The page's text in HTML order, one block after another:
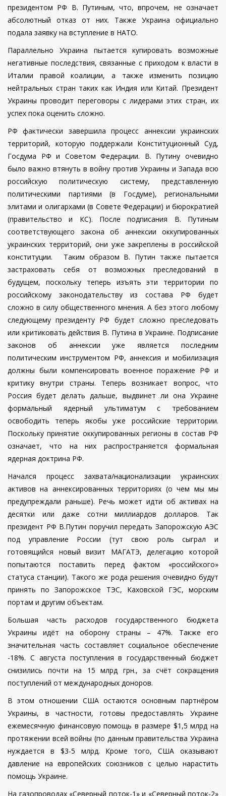
президентом РФ В. Путиным, что, впрочем, не означает
абсолютный отказ от них. Также Украина официально
подала заявку на вступление в НАТО.
Параллельно Украина пытается купировать возможные
негативные последствия, связанные с приходом к власти в
Италии правой коалиции, а также изменить позицию
нейтральных стран таких как Индия или Китай. Президент
Украины проводит переговоры с лидерами этих стран, их
успех пока оценить сложно.
РФ фактически завершила процесс аннексии украинских
территорий, которую поддержали Конституционный Суд,
Госдума РФ и Советом Федерации. В. Путину очевидно
было важно втянуть в войну против Украины и Запада всю
российскую политическую систему, представленную
политическими партиями (в Госдуме), региональными
элитами и олигархами (в Совете Федерации) и бюрократией
(правительство и КС). После подписания В. Путиным
соответствующего закона об аннексии оккупированных
украинских территорий, они уже закреплены в российской
конституции. Таким образом В. Путин также пытается
застраховать себя от возможных преследований в
будущем, поскольку теперь изъять эти территории по
российскому законодательству из состава РФ будет
сложно в силу общественного мнения. А без этого любому
следующему президенту РФ будет сложно преследовать
или критиковать действия В. Путина в Украине. Подписание
законов об аннексии уже является последним
политическим инструментом РФ, аннексия и мобилизация
должны были компенсировать военное поражение РФ и
критику внутри страны. Теперь возникает вопрос, что
Россия будет делать дальше, выдвинет ли она Украине
формальный ядерный ультиматум с требованием
освободить теперь якобы уже российские территории.
Поскольку принятие оккупированных регионы в состав РФ
означает, что на них распространяется формальная
ядерная доктрина РФ.
Начался процесс захвата/национализации украинских
активов на аннексированных территориях (о чем мы мы
предупреждали раньше). Речь может идти об активах на
десятки или даже сотни миллиардов долларов. Так
президент РФ В.Путин поручил передать Запорожскую АЭС
под управление России (тут свою роль сыграл и
готовящийся новый визит МАГАТЭ, делегацию которой
попытаются поставить перед фактом «российского»
статуса станции). Такого же рода решения очевидно будут
принять по Запорожское ТЭС, Каховской ГЭС, морским
портам и другим объектам.
Большая часть расходов государственного бюджета
Украины идёт на оборону страны – 47%. Также его
значительная часть составляет социальное обеспечение
-18%. С августа поступления в государственный бюджет
снизились почти на 15 млрд грн., за счёт сокращения
поступлений от международных доноров.
В этом отношении США остаются основным партнёром
Украины, в частности, готовы предоставлять Украине
ежемесячную финансовую помощь в размере $1,5 млрд на
протяжении всей войны (по данным правительства Украина
нуждается в $3-5 млрд. Кроме того, США оказывают
давление на европейских союзников с целью нарастить
помощь Украине.
На газопроводах «Северный поток-1» и «Северный поток-2»